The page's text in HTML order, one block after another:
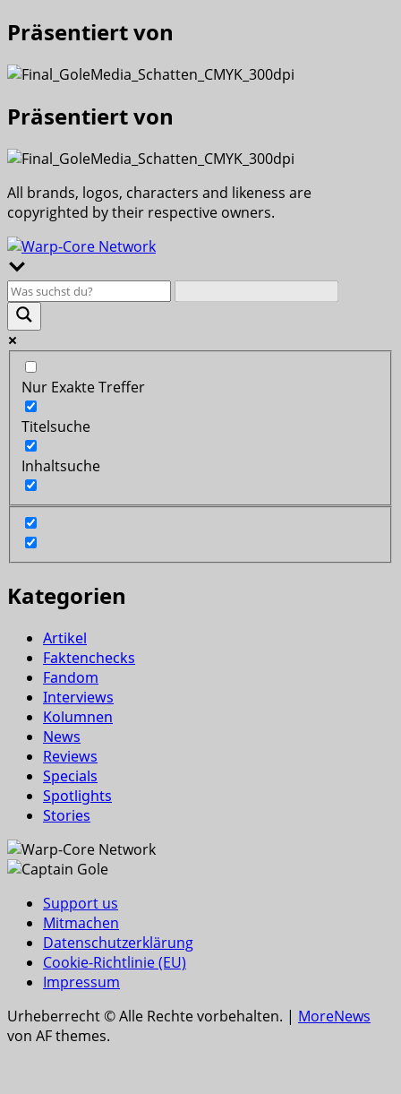
Präsentiert von
Präsentiert von
All brands, logos, characters and likeness are
copyrighted by their respective owners.
Nur Exakte Treffer
Titelsuche
Inhaltsuche
Kategorien
Artikel
Faktenchecks
Fandom
Interviews
Kolumnen
News
Reviews
Specials
Spotlights
Stories
Support us
Mitmachen
Datenschutzerklärung
Cookie-Richtlinie (EU)
Impressum
Urheberrecht © Alle Rechte vorbehalten. | MoreNews
von AF themes.